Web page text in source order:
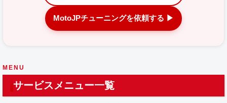
MotoJPチューニングを依頼する ▶
MENU
サービスメニュー一覧